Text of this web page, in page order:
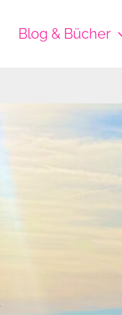
Blog & Bücher